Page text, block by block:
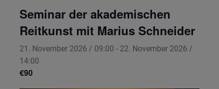
Seminar der akademischen
Reitkunst mit Marius Schneider
21. November 2026 / 09:00 - 22. November 2026 /
14:00
€90